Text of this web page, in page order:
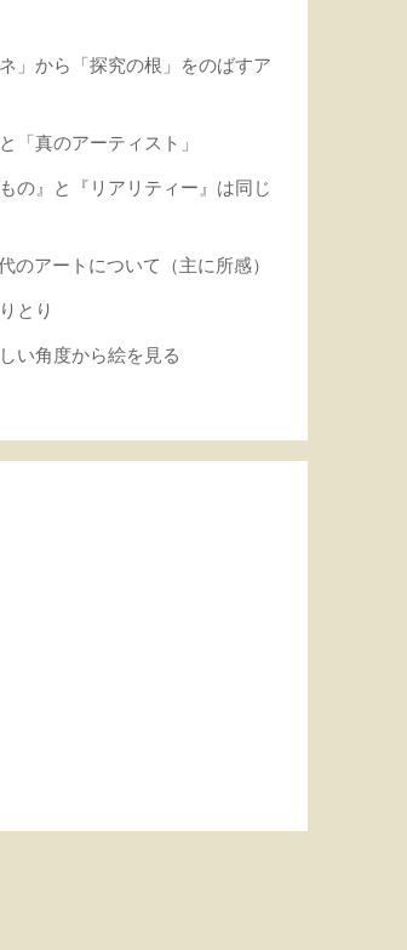
ネ」から「探究の根」をのばすア
「真のアーティスト」
もの』と『リアリティー』は同じ
のアートについて（主に所感）
とり
い角度から絵を見る